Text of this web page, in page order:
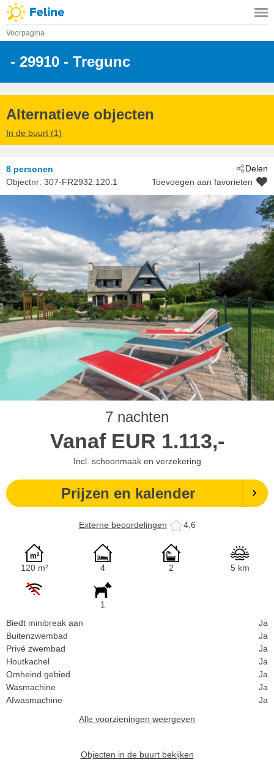
Voorpagina
- 29910 - Tregunc
Alternatieve objecten
In de buurt (1)
Delen
8 personen
Objectnr: 307-FR2932.120.1 Toevoegen aan favorieten
7 nachten
Vanaf EUR 1.113,-
Incl. schoonmaak en verzekering
Prijzen en kalender
Externe beoordelingen 4,6
120 m² 4 2 5 km
1
Biedt minibreak aan
Ja
Buitenzwembad
Ja
Privé zwembad
Ja
Houtkachel
Ja
Omheind gebied
Ja
Wasmachine
Ja
Afwasmachine
Ja
Alle voorzieningen weergeven
Objecten in de buurt bekijken